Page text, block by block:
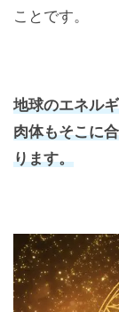
ことです。
地球のエネル
肉体もそこに
ります。